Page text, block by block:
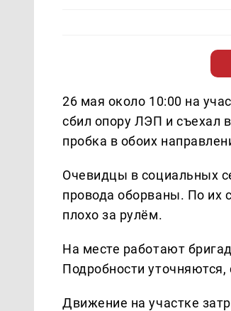
26 мая около 10:00 на
сбил опору ЛЭП и съехал
пробка в обоих
Очевидцы в социальных
провода оборваны. По их
плохо за рулём.
На месте работают
Подробности уточняются,
Движение на участке